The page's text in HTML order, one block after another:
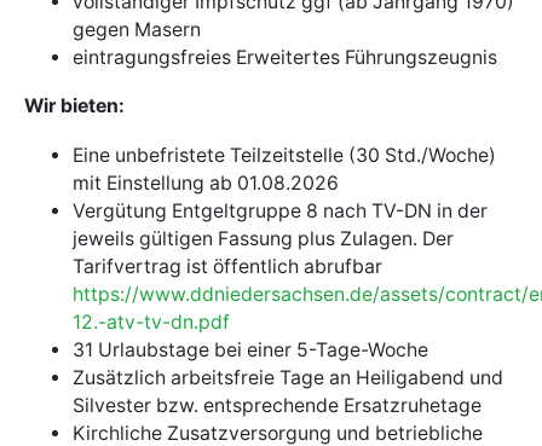
gegen Masern
eintragungsfreies Erweitertes Führungszeugnis
Wir bieten:
Eine unbefristete Teilzeitstelle (30 Std./Woche)
mit Einstellung ab 01.08.2026
Vergütung Entgeltgruppe 8 nach TV-DN in der
jeweils gültigen Fassung plus Zulagen. Der
Tarifvertrag ist öffentlich abrufbar
https://www.ddniedersachsen.de/assets/contract/
12.-atv-tv-dn.pdf
31 Urlaubstage bei einer 5-Tage-Woche
Zusätzlich arbeitsfreie Tage an Heiligabend und
Silvester bzw. entsprechende Ersatzruhetage
Kirchliche Zusatzversorgung und betriebliche